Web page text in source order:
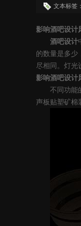
文本标签
影响酒吧设计
酒吧设计
的数量是多少
尽相同。灯光
影响酒吧设计
不同功能
声板贴塑矿棉